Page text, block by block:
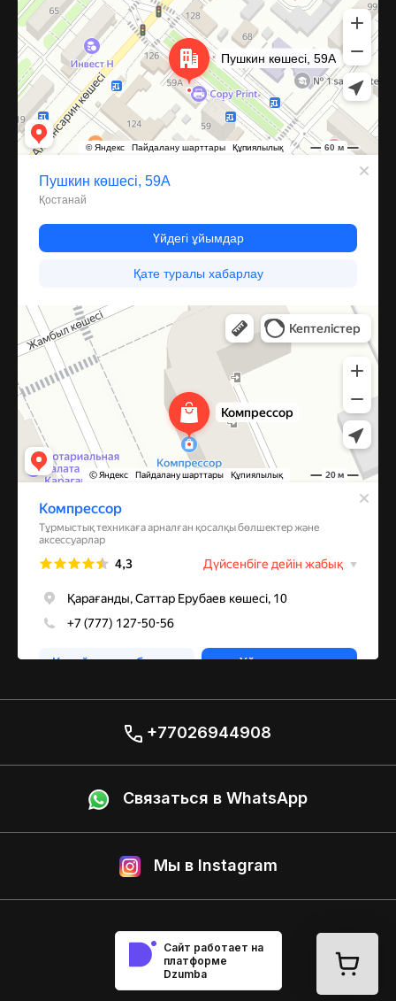
Компрессор
Запчасти и аксессуары для бытовой техники в Караганде
+77026944908
Связаться в WhatsApp
Мы в Instagram
Сайт работает на
платформе
Dzumba